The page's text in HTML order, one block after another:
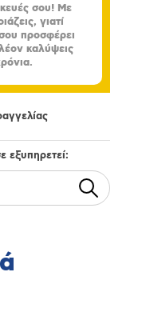
σου! Με
γιατί
προσφέρει
καλύψεις
εξυπηρετεί: